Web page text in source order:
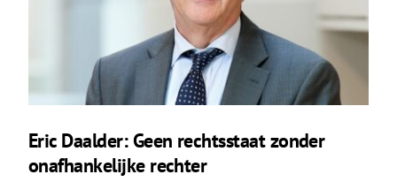
Eric Daalder: Geen rechtsstaat zonder
onafhankelijke rechter